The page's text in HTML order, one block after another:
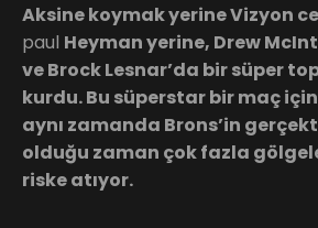
Aksine koymak yerine Vizyon
paul Heyman yerine, Drew
ve Brock Lesnar’da bir süper
kurdu. Bu süperstar bir maç
aynı zamanda Brons’in
olduğu zaman çok fazla
riske atıyor.